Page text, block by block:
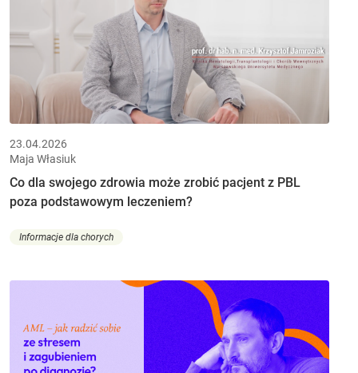
23.04.2026
Maja Własiuk
Co dla swojego zdrowia może zrobić pacjent z PBL
poza podstawowym leczeniem?
Informacje dla chorych